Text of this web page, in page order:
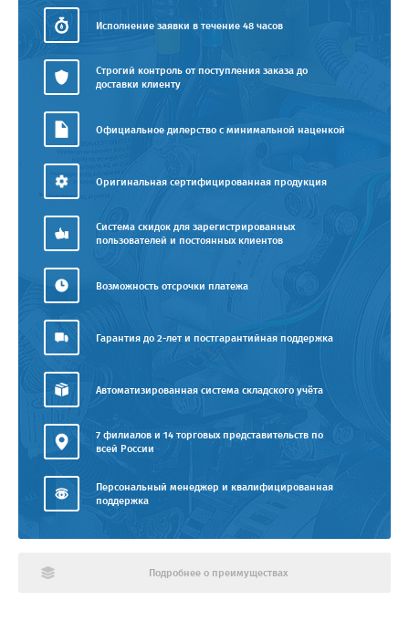
Исполнение заявки в течение 48 часов
Строгий контроль от поступления заказа до
доставки клиенту
Официальное дилерство с минимальной наценкой
Оригинальная сертифицированная продукция
Система скидок для зарегистрированных
пользователей и постоянных клиентов
Возможность отсрочки платежа
Гарантия до 2-лет и постгарантийная поддержка
Автоматизированная система складского учёта
7 филиалов и 14 торговых представительств по
всей России
Персональный менеджер и квалифицированная
поддержка
Подробнее о преимуществах